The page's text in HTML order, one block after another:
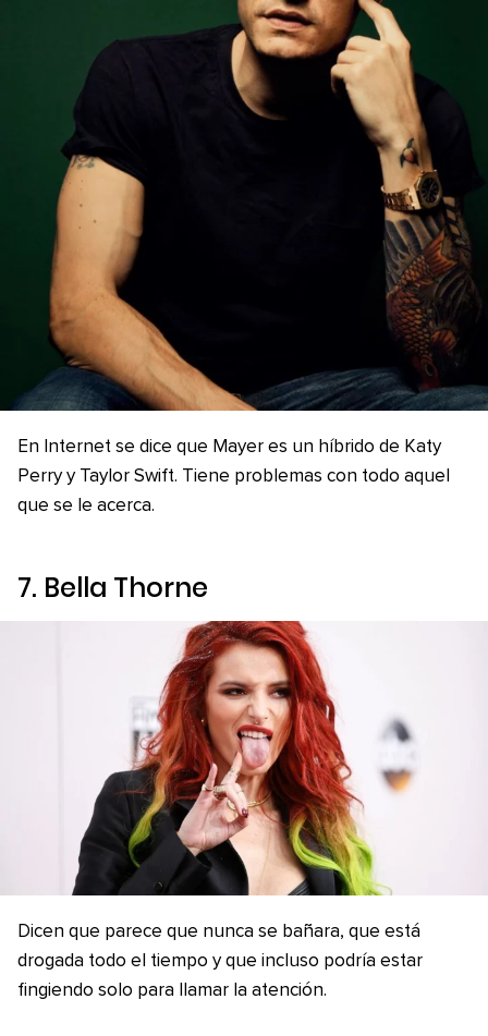
En Internet se dice que Mayer es un híbrido de Katy
Perry y Taylor Swift. Tiene problemas con todo aquel
que se le acerca.
7. Bella Thorne
Dicen que parece que nunca se bañara, que está
drogada todo el tiempo y que incluso podría estar
fingiendo solo para llamar la atención.